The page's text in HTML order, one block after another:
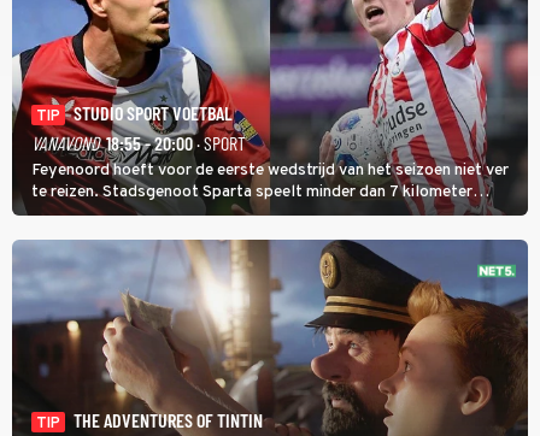
TIP
STUDIO SPORT VOETBAL
VANAVOND 18:55 - 20:00· SPORT
Feyenoord hoeft voor de eerste wedstrijd van het seizoen niet ver
te reizen. Stadsgenoot Sparta speelt minder dan 7 kilometer
verderop. Feyenoord trok de Spaanse spits Nacho Ferri aan van
KVC Westerlo uit België.
TIP
THE ADVENTURES OF TINTIN